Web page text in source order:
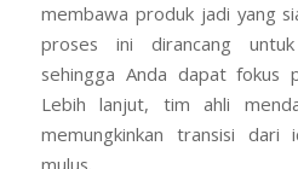
membawa produk jadi yang
proses ini dirancang
sehingga Anda dapat fokus
Lebih lanjut, tim ahli
memungkinkan transisi